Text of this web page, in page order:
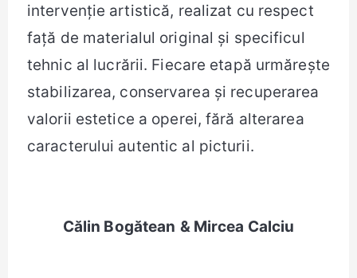
intervenție artistică, realizat cu respect
față de materialul original și specificul
tehnic al lucrării. Fiecare etapă urmărește
stabilizarea, conservarea și recuperarea
valorii estetice a operei, fără alterarea
caracterului autentic al picturii.
Călin Bogătean & Mircea Calciu